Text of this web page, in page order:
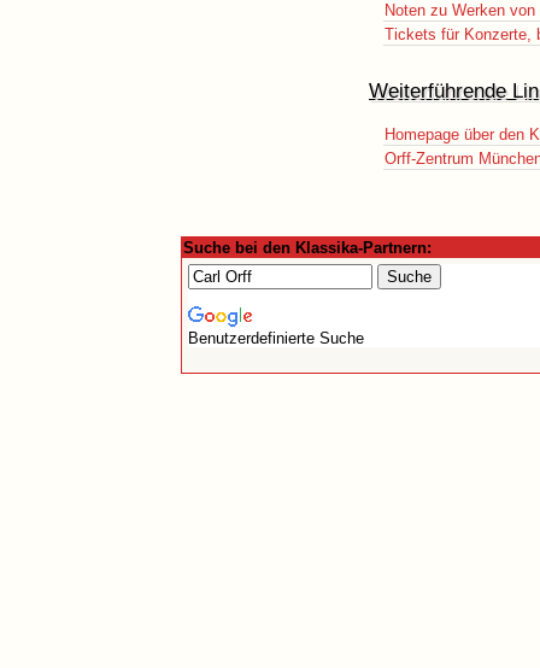
Noten zu Werken
Tickets für Konzerte,
Weiterführende
Homepage über den
Orff-Zentrum
Suche bei den Klassika-Partnern:
Benutzerdefinierte Suche